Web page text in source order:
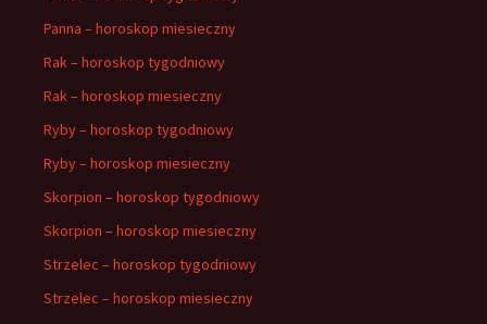
Panna – horoskop miesieczny
Rak – horoskop tygodniowy
Rak – horoskop miesieczny
Ryby – horoskop tygodniowy
Ryby – horoskop miesieczny
Skorpion – horoskop tygodniowy
Skorpion – horoskop miesieczny
Strzelec – horoskop tygodniowy
Strzelec – horoskop miesieczny